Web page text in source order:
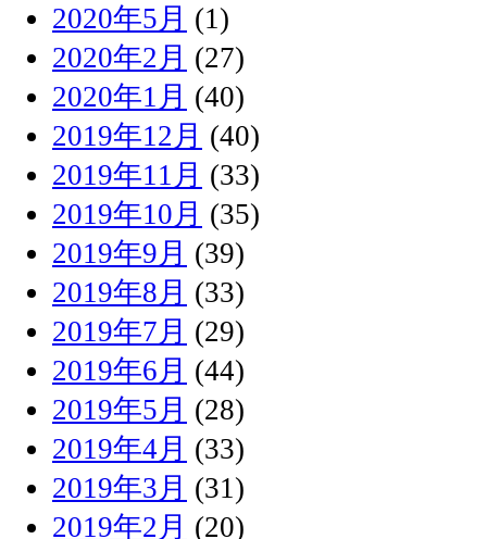
2020年5月 (1)
2020年2月 (27)
2020年1月 (40)
2019年12月 (40)
2019年11月 (33)
2019年10月 (35)
2019年9月 (39)
2019年8月 (33)
2019年7月 (29)
2019年6月 (44)
2019年5月 (28)
2019年4月 (33)
2019年3月 (31)
2019年2月 (20)